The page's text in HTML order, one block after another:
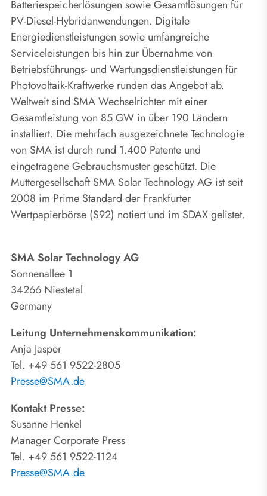
Batteriespeicherlösungen sowie Gesamtlösungen für
PV-Diesel-Hybridanwendungen. Digitale
Energiedienstleistungen sowie umfangreiche
Serviceleistungen bis hin zur Übernahme von
Betriebsführungs- und Wartungsdienstleistungen für
Photovoltaik-Kraftwerke runden das Angebot ab.
Weltweit sind SMA Wechselrichter mit einer
Gesamtleistung von 85 GW in über 190 Ländern
installiert. Die mehrfach ausgezeichnete Technologie
von SMA ist durch rund 1.400 Patente und
eingetragene Gebrauchsmuster geschützt. Die
Muttergesellschaft SMA Solar Technology AG ist seit
2008 im Prime Standard der Frankfurter
Wertpapierbörse (S92) notiert und im SDAX gelistet.
SMA Solar Technology AG
Sonnenallee 1
34266 Niestetal
Germany
Leitung Unternehmenskommunikation:
Anja Jasper
Tel. +49 561 9522-2805
Presse@SMA.de
Kontakt Presse:
Susanne Henkel
Manager Corporate Press
Tel. +49 561 9522-1124
Presse@SMA.de